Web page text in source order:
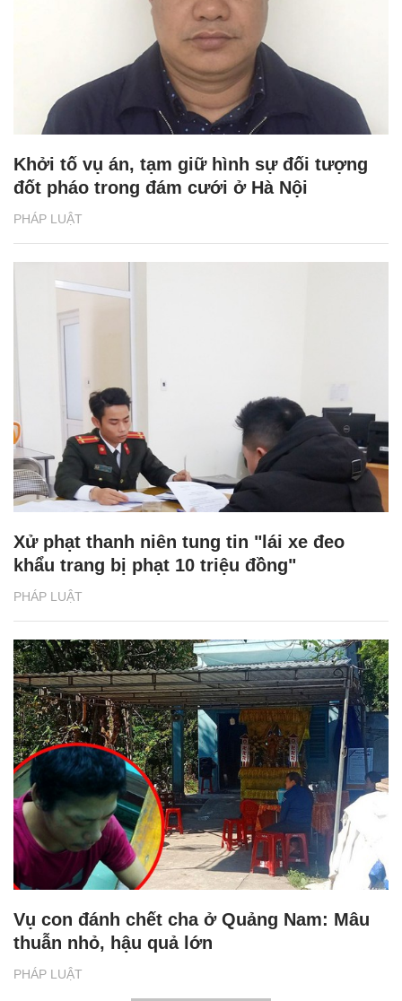
PHÁP LUẬT
Khởi tố vụ án, tạm giữ hình sự đối tượng
đốt pháo trong đám cưới ở Hà Nội
PHÁP LUẬT
Xử phạt thanh niên tung tin "lái xe đeo
khẩu trang bị phạt 10 triệu đồng"
PHÁP LUẬT
Vụ con đánh chết cha ở Quảng Nam: Mâu
thuẫn nhỏ, hậu quả lớn